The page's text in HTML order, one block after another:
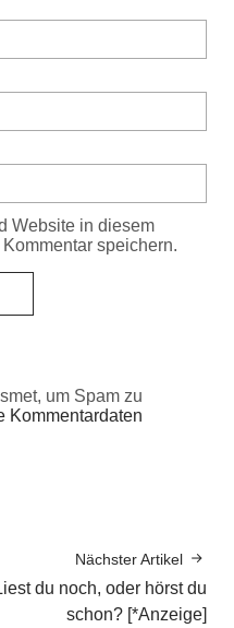
Website in diesem
speichern.
um Spam zu
Kommentardaten
Nächster Artikel
du noch, oder hörst du
schon? [*Anzeige]